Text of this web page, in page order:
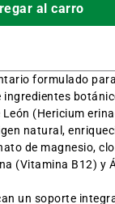
al carro
o formulado
(Hericium
natural,
de magnesio,
(Vitamina B12) y
un soporte